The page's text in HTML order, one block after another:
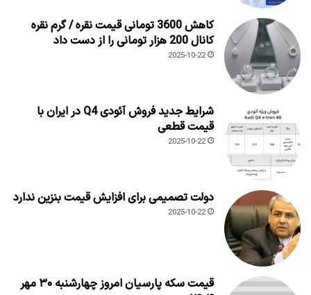
کاهش 3600 تومانی قیمت نقره / گرم نقره
کانال 200 هزار تومانی را از دست داد
2025-10-22
شرایط جدید فروش آئودی Q4 در ایران با
قیمت قطعی
2025-10-22
دولت تصمیمی برای افزایش قیمت بنزین ندارد
2025-10-22
قیمت سکه پارسیان امروز چهارشنبه ۳۰ مهر